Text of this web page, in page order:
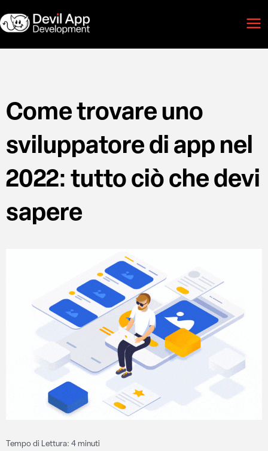
al
contenuto
Come trovare uno
sviluppatore di app nel
2022: tutto ciò che devi
sapere
Tempo di Lettura: 4 minuti